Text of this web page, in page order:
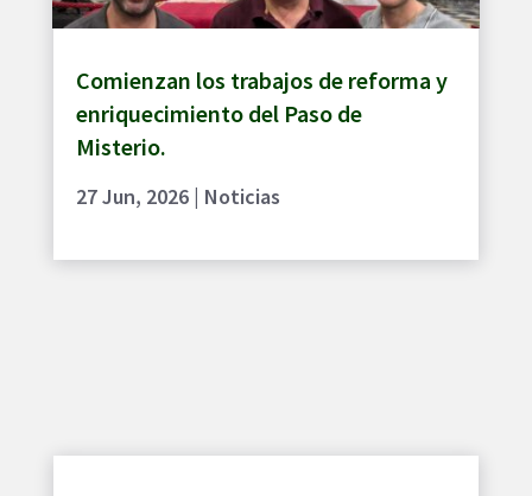
Comienzan los trabajos de reforma y
enriquecimiento del Paso de
Misterio.
27 Jun, 2026| Noticias